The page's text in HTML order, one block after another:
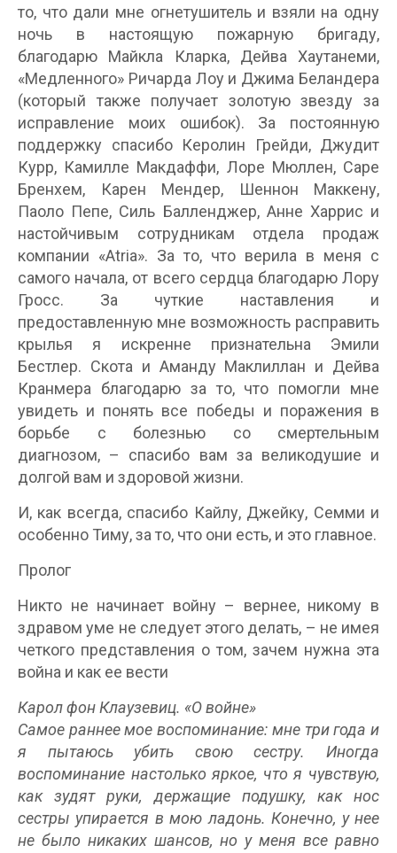
то, что дали мне огнетушитель и взяли на одну
ночь в настоящую пожарную бригаду,
благодарю Майкла Кларка, Дейва Хаутанеми,
«Медленного» Ричарда Лоу и Джима Беландера
(который также получает золотую звезду за
исправление моих ошибок). За постоянную
поддержку спасибо Керолин Грейди, Джудит
Курр, Камилле Макдаффи, Лоре Мюллен, Саре
Бренхем, Карен Мендер, Шеннон Маккену,
Паоло Пепе, Силь Балленджер, Анне Харрис и
настойчивым сотрудникам отдела продаж
компании «Atria». За то, что верила в меня с
самого начала, от всего сердца благодарю Лору
Гросс. За чуткие наставления и
предоставленную мне возможность расправить
крылья я искренне признательна Эмили
Бестлер. Скота и Аманду Маклиллан и Дейва
Кранмера благодарю за то, что помогли мне
увидеть и понять все победы и поражения в
борьбе с болезнью со смертельным
диагнозом, – спасибо вам за великодушие и
долгой вам и здоровой жизни.
И, как всегда, спасибо Кайлу, Джейку, Семми и
особенно Тиму, за то, что они есть, и это главное.
Пролог
Никто не начинает войну – вернее, никому в
здравом уме не следует этого делать, – не имея
четкого представления о том, зачем нужна эта
война и как ее вести
Карол фон Клаузевиц. «О войне»
Самое раннее мое воспоминание: мне три года и
я пытаюсь убить свою сестру. Иногда
воспоминание настолько яркое, что я чувствую,
как зудят руки, держащие подушку, как нос
сестры упирается в мою ладонь. Конечно, у нее
не было никаких шансов, но у меня все равно